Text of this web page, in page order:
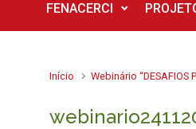
FENACERCI
Início Webinário “DESAFIOS